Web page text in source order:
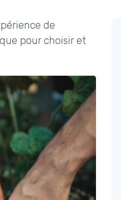
de
pour choisir et